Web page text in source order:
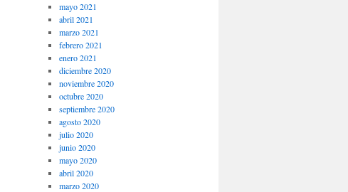
mayo 2021
abril 2021
marzo 2021
febrero 2021
enero 2021
diciembre 2020
noviembre 2020
octubre 2020
septiembre 2020
agosto 2020
julio 2020
junio 2020
mayo 2020
abril 2020
marzo 2020